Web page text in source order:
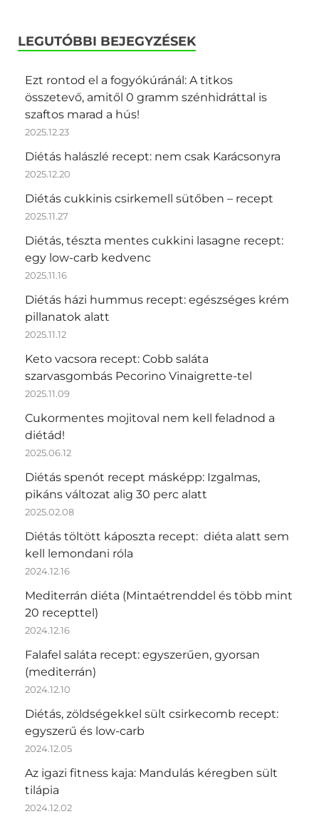
LEGUTÓBBI BEJEGYZÉSEK
Ezt rontod el a fogyókúránál: A titkos
összetevő, amitől 0 gramm szénhidráttal is
szaftos marad a hús!
2025.12.23
Diétás halászlé recept: nem csak Karácsonyra
2025.12.20
Diétás cukkinis csirkemell sütőben – recept
2025.11.27
Diétás, tészta mentes cukkini lasagne recept:
egy low-carb kedvenc
2025.11.16
Diétás házi hummus recept: egészséges krém
pillanatok alatt
2025.11.12
Keto vacsora recept: Cobb saláta
szarvasgombás Pecorino Vinaigrette-tel
2025.11.09
Cukormentes mojitoval nem kell feladnod a
diétád!
2025.06.12
Diétás spenót recept másképp: Izgalmas,
pikáns változat alig 30 perc alatt
2025.02.08
Diétás töltött káposzta recept: diéta alatt sem
kell lemondani róla
2024.12.16
Mediterrán diéta (Mintaétrenddel és több mint
20 recepttel)
2024.12.16
Falafel saláta recept: egyszerűen, gyorsan
(mediterrán)
2024.12.10
Diétás, zöldségekkel sült csirkecomb recept:
egyszerű és low-carb
2024.12.05
Az igazi fitness kaja: Mandulás kéregben sült
tilápia
2024.12.02